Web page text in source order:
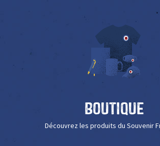
Boutique
Découvrez les produits du Souvenir